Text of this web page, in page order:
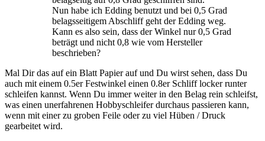
Nun habe ich Edding benutzt und bei 0,5 Grad
belagsseitigem Abschliff geht der Edding weg.
Kann es also sein, dass der Winkel nur 0,5 Grad
beträgt und nicht 0,8 wie vom Hersteller
beschrieben?
Mal Dir das auf ein Blatt Papier auf und Du wirst sehen, dass Du
auch mit einem 0.5er Festwinkel einen 0.8er Schliff locker runter
schleifen kannst. Wenn Du immer weiter in den Belag rein schleifst,
was einen unerfahrenen Hobbyschleifer durchaus passieren kann,
wenn mit einer zu groben Feile oder zu viel Hüben / Druck
gearbeitet wird.